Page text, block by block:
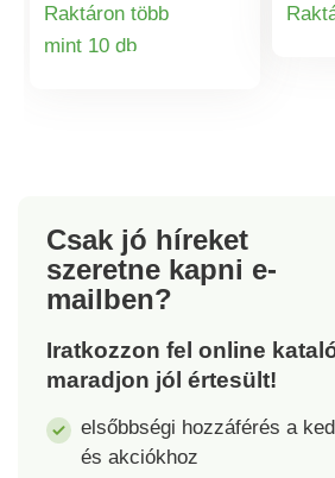
faágra. A hinta jól
megmunkált,
legfeljebb 80 kg. A
felfüggesztő kötelek
hossza: 1,7 m.
3 éves kortól
alkalmas. Fa hinta
Természetes szín,
módosítás nélkül
Raktáron több
mint 10 dbTermékinformációk
Csak jó híreket
szeretne kapni e-
mailben?
Iratkozzon fel online
maradjon jól értesült!
elsőbbségi hozzáférés a
és akciókhoz